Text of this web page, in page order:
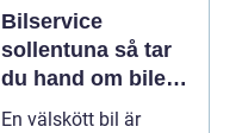
Bilservice
sollentuna så tar
du hand om bilen
på rätt sätt
En välskött bil är